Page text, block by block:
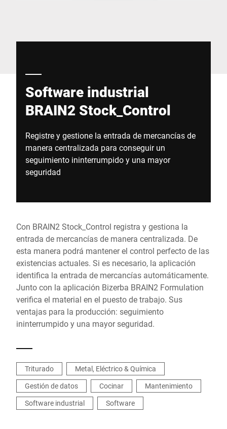
Software industrial
BRAIN2 Stock_Control
Registre y gestione la entrada de mercancías de
manera centralizada para conseguir un
seguimiento ininterrumpido y una mayor
seguridad
Con BRAIN2 Stock_Control registra y gestiona la
entrada de mercancías de manera centralizada. De
esta manera podrá mantener el control perfecto de las
existencias actuales. Si es necesario, la aplicación
identifica la entrada de mercancías automáticamente.
Junto con la aplicación Bizerba BRAIN2 Formulation
verifica el material en el puesto de trabajo. Sus
ventajas para la producción: seguimiento
ininterrumpido y una mayor seguridad.
Triturado
Metal, Eléctrico & Química
Gestión de datos
Cocinar
Mantenimiento
Software industrial
Software